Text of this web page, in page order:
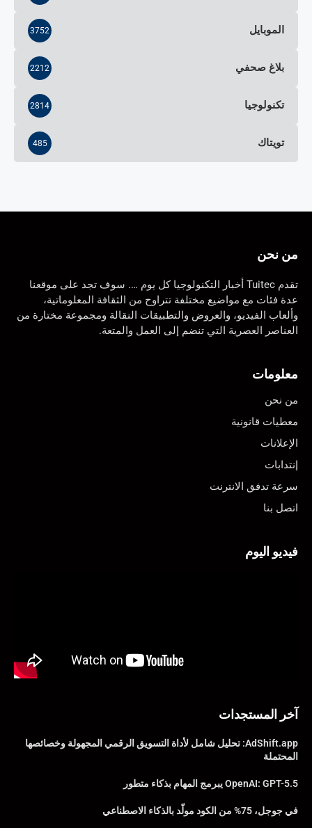
الموبايل 3752
بلاغ صحفي 2212
تكنولوجيا 2814
تويتاك 485
من نحن
تقدم Tuitec أخبار التكنولوجيا كل يوم …. سوف تجد على موقعنا
عدة فئات مع مواضيع مختلفة تتراوح من الثقافة المعلوماتية،
وألعاب الفيديو، والعروض والتطبيقات النقالة ومجموعة مختارة من
العناصر العصرية التي تنضم إلى العمل والمتعة.
معلومات
من نحن
معطيات قانونية
الإعلانات
إنتدابات
سرعة تدفق الانترنت
اتصل بنا
فيديو اليوم
آخر المستجدات
AdShift.app: تحليل شامل لأداة التسويق الرقمي المجهولة وخصائصها
المحتملة
OpenAI: GPT-5.5 يبرمج المهام بذكاء متطور
في جوجل، 75% من الكود مولّد بالذكاء الاصطناعي